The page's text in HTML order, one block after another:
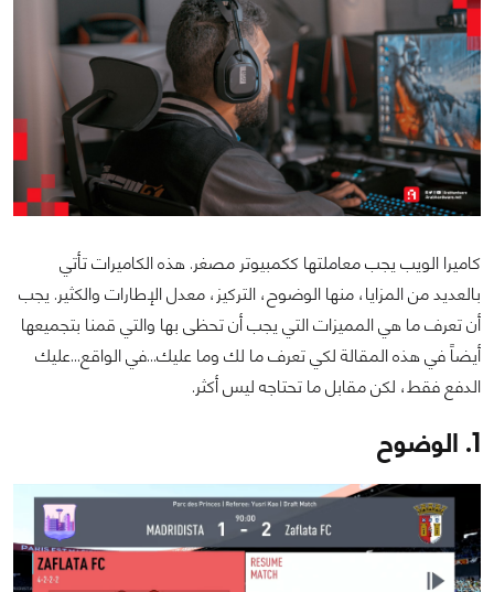
كاميرا الويب يجب معاملتها ككمبيوتر مصغر. هذه الكاميرات تأتي
بالعديد من المزايا، منها الوضوح، التركيز، معدل الإطارات والكثير. يجب
أن تعرف ما هي المميزات التي يجب أن تحظى بها والتي قمنا بتجميعها
أيضاً في هذه المقالة لكي تعرف ما لك وما عليك...في الواقع...عليك
الدفع فقط، لكن مقابل ما تحتاجه ليس أكثر.
1. الوضوح